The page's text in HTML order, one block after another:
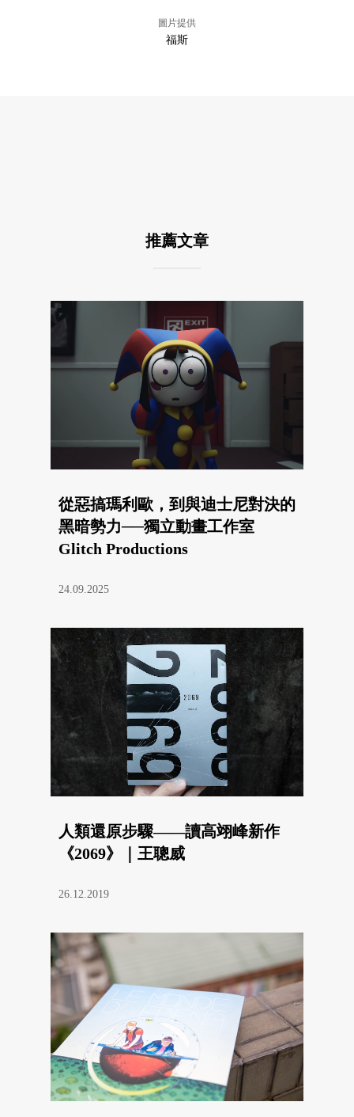
圖片提供
福斯
推薦文章
從惡搞瑪利歐，到與迪士尼對決的
黑暗勢力──獨立動畫工作室
Glitch Productions
24.09.2025
人類還原步驟——讀高翊峰新作
《2069》｜王聰威
26.12.2019